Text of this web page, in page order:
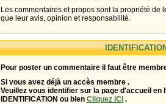
Les commentaires et propos sont la propriété de
que leur avis, opinion et responsabilité.
Pour poster un commentaire il faut être
Si vous avez déjà un accès membre .
Veuillez vous identifier sur la page d'accueil en
IDENTIFICATION ou bien Cliquez ICI .